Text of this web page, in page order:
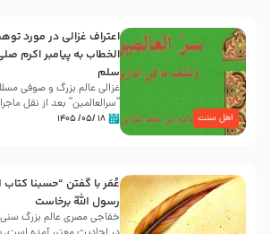
اهل سنت
اعتراف غزالی در مورد
الخطاب به پیامبر اکرم
سلم
غزالی عالم بزرگ و صوفی
“سرالعالمین” بعد از نقل
۱۸ /۰۵/ ۱۴۰۵
عُمَر با گفتن “حسبنا كتاب
رسول اللّه برخاست